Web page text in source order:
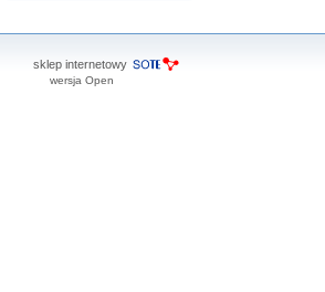
sklep internetowy
wersja Open